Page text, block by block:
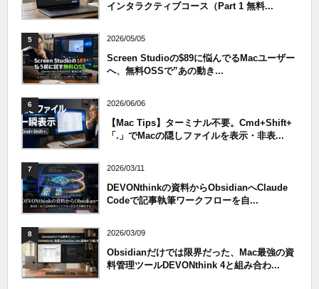
インタラクティブコース（Part 1 無料...
5 2026/05/05
Screen Studioの$89に悩んでるMacユーザー
へ、無料OSSで”あの動き...
6 2026/06/06
【Mac Tips】ターミナル不要。Cmd+Shift+
「.」でMacの隠しファイルを表示・非表...
7 2026/03/11
DEVONthinkの資料からObsidianへClaude
Codeで記事執筆ワークフローを自...
8 2026/03/09
Obsidianだけでは限界だった、Mac最強の資
料管理ツールDEVONthink 4と組み合わ...